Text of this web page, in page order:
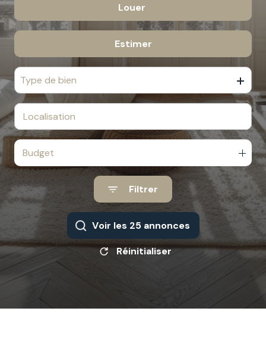
CONTACT
NOTRE
EQUIPE
De l'immo pro
Louer
Estimer
Type de bien
Budget
Filtrer
Voir les 25annonces
Réinitialiser